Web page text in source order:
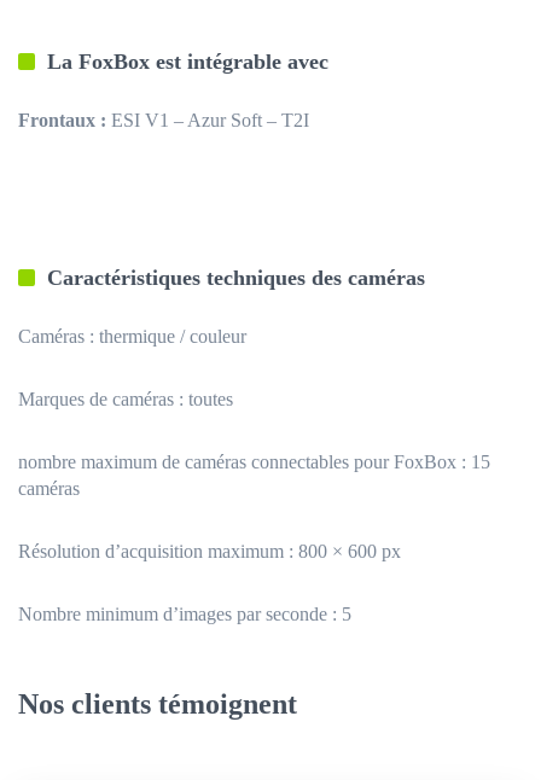
La FoxBox est intégrable avec
Frontaux : ESI V1 – Azur Soft – T2I
Caractéristiques techniques des caméras
Caméras : thermique / couleur
Marques de caméras : toutes
nombre maximum de caméras connectables pour FoxBox : 15
caméras
Résolution d’acquisition maximum : 800 × 600 px
Nombre minimum d’images par seconde : 5
Nos clients témoignent